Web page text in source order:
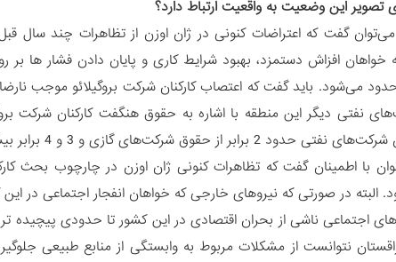
تصویر این وضعیت به واقعیت ارتباط دارد؟
گفت که اعتراضات کنونی در ژان اوزن از تظاهرات چند سال
که خواهان افزاش دستمزد، بهبود شرایط کاری و پایان دادن فشار ها
می‌شود. باید گفت که اعتصاب کارکنان شرکت بروگیلائو موجب
نفتی دیگر این منطقه با اشاره به حقوق هنگفت کارکنان شرکت
حقوق شرکت‌های گازی و 3 و 4 برابر بیش تر از حقوق کارمندان دولتی می‌باشد.
با اطمینان گفت که تظاهرات کنونی ژان اوزن در چارچوب
البته در صورتی که نیروهای خارجی که خواهان انفجار اجتماعی در
اجتماعی ناشی از بحران اقتصادی در این کشور تا حدودی
نتوانست از مشکلات مربوط به وابستگی از منابع طبیعی